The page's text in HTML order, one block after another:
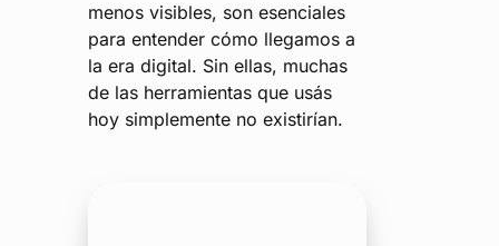
menos visibles, son esenciales
para entender cómo llegamos a
la era digital. Sin ellas, muchas
de las herramientas que usás
hoy simplemente no existirían.